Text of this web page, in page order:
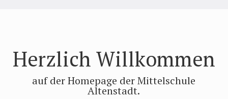
Herzlich Willkommen
auf der Homepage der Mittelschule
Altenstadt.